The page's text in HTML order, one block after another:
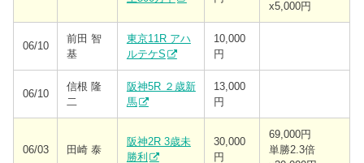
x5,000円
06/10
前田 智
基
東京11R アハ
ルテケS
10,000
円
06/10
信根 隆
二
阪神5R ２歳新
馬
13,000
円
06/03 田崎 泰
阪神2R 3歳未
勝利
30,000
円
69,000円
単勝2.3倍